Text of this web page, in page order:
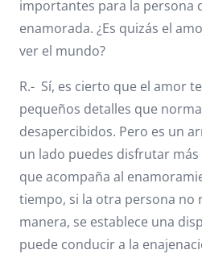
importantes para la persona
enamorada. ¿Es quizás el
ver el mundo?
R.- Sí, es cierto que el amor
pequeños detalles que
desapercibidos. Pero es un
un lado puedes disfrutar
que acompaña al
tiempo, si la otra persona no
manera, se establece una
puede conducir a la